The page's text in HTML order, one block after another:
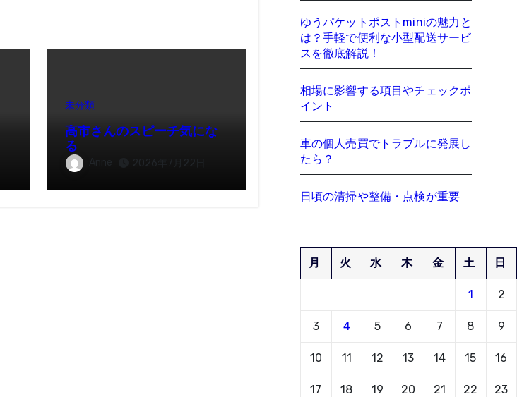
未分類
高市さんのスピーチ気にな
る
Anne 2026年7月22日
ゆうパケットポストminiの魅力と
は？手軽で便利な小型配送サービ
スを徹底解説！
相場に影響する項目やチェックポ
イント
車の個人売買でトラブルに発展し
たら？
日頃の清掃や整備・点検が重要
月 火 水 木 金 土 日
1 2
3 4 5 6 7 8 9
10 11 12 13 14 15 16
17 18 19 20 21 22 23